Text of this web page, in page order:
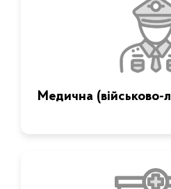
Медична (військово-